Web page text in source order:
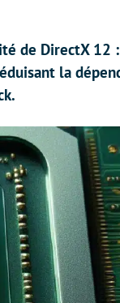
de DirectX 12
la